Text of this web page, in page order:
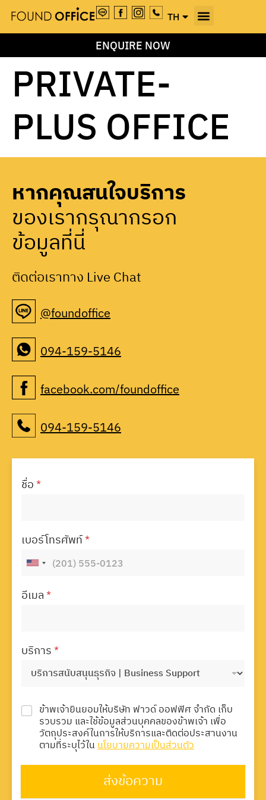
TH
EN
ENQUIRE NOW
PRIVATE-
PLUS OFFICE
หากคุณสนใจบริการ
ของเรากรุณากรอก
ข้อมูลที่นี่
ติดต่อเราทาง Live Chat
@foundoffice
094-159-5146
facebook.com/foundoffice
094-159-5146
ชื่อ*
เบอร์โทรศัพท์*
อีเมล*
บริการ*
ข้าพเจ้ายินยอมให้บริษัท ฟาวด์ ออฟฟิศ จำกัด เก็บ
รวบรวม และใช้ข้อมูลส่วนบุคคลของข้าพเจ้า เพื่อ
วัตถุประสงค์ในการให้บริการและติดต่อประสานงาน
ตามที่ระบุไว้ในนโยบายความเป็นส่วนตัว
ส่งข้อความ